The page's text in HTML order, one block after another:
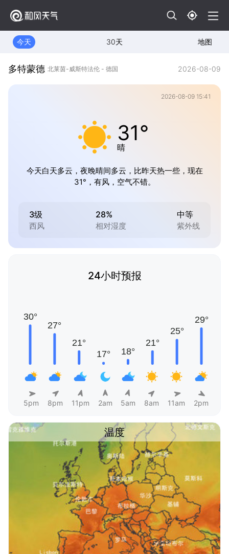
今天 30天 地图
多特蒙德 北莱茵-威斯特法伦 - 德国 2026-08-09
2026-08-09 15:41
31°
晴
今天白天多云，夜晚晴间多云，比昨天热一些，现在
31°，有风，空气不错。
3级
西风
28%
相对湿度
中等
紫外线
24小时预报
5pm 8pm 11pm 2am 5am 8am 11am 2pm
温度